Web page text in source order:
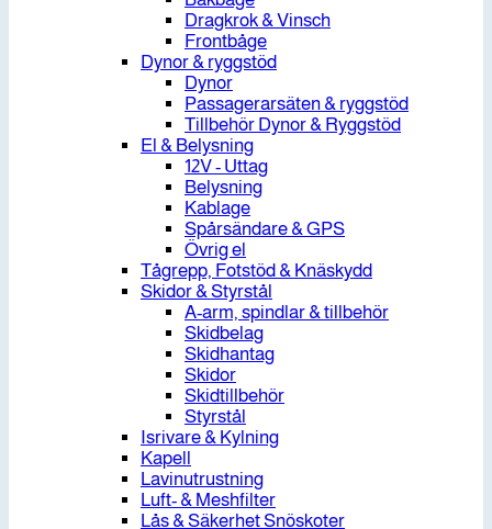
Dragkrok & Vinsch
Frontbåge
Dynor & ryggstöd
Dynor
Passagerarsäten & ryggstöd
Tillbehör Dynor & Ryggstöd
El & Belysning
12V - Uttag
Belysning
Kablage
Spårsändare & GPS
Övrig el
Tågrepp, Fotstöd & Knäskydd
Skidor & Styrstål
A-arm, spindlar & tillbehör
Skidbelag
Skidhantag
Skidor
Skidtillbehör
Styrstål
Isrivare & Kylning
Kapell
Lavinutrustning
Luft- & Meshfilter
Lås & Säkerhet Snöskoter